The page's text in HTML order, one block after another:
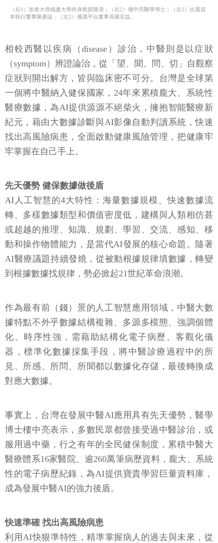
（右1）加拿大滑鐵盧大學終身教授陳濤；（右2）樓中亮醫學博士；（左1）比翼資
本執行董事陳彥諭；（左2）優護平台董事長陳宏益。
相較西醫以疾病（disease）診治，中醫則是以症狀
（symptom）辨證論治，從「望、聞、問、切」自觀察
症狀到開出解方，皆與臨床密不可分。台灣是全球第
一個將中醫納入健保國家，24年來累積龐大、系統性
醫療數據，為AI提供源源不絕柴火，擁抱智能醫療新
紀元，藉由大數據診斷與AI影像自動判讀系統，快速
找出高風險病患，全面啟動健康風險管理，把健康牢
牢掌握在自己手上。
先天優勢 健保數據做後盾
AI人工智慧的4大特性：海量數據規模、快速數據流
轉、多樣數據類型和價值密度低，建構與人類相仿甚
或超越的推理、知識、規劃、學習、交流、感知、移
動和操作物體能力，是當代AI發展的核心命題。隨著
AI醫療議題持續發燒，從被動根據規律填數據，轉變
到根據數據找規律，勢必掀起21世紀革命浪潮。
作為最有前（錢）景的人工智慧應用領域，中醫大數
據特點不外乎數據結構複雜、多源多模態、強調個體
化、時序性強，需藉助結構化電子病歷、客觀化儀
器，標準化數據採集手段，將中醫診療過程中的所
見、所感、所問、所聞都以數據化存儲，最後轉換成
對應大數據。
事實上，台灣在發展中醫AI應用具有先天優勢，醫學
博士樓中亮表示，多數民眾都曾接受過中醫診治，或
服用過中藥，行之有年的全民健保制度，累積中醫大
醫療體系16家醫院、逾260萬筆病歷資料，龐大、系統
性的電子病歷紀錄，為AI提供寶貴學習巨量資料庫，
成為發展中醫AI的強力後盾。
快速準確 找出高風險病患
利用AI快狠準特性，精準掌握病人的過去與未來，從